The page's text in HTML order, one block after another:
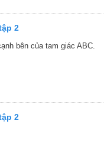
2
bên của tam giác ABC.
2